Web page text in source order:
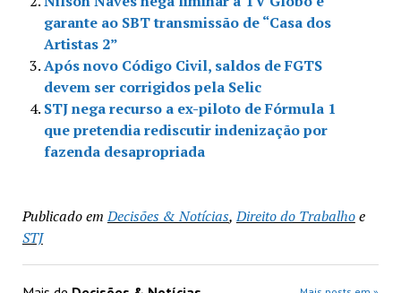
garante ao SBT transmissão de “Casa dos
Artistas 2”
Após novo Código Civil, saldos de FGTS
devem ser corrigidos pela Selic
STJ nega recurso a ex-piloto de Fórmula 1
que pretendia rediscutir indenização por
fazenda desapropriada
Publicado em Decisões & Notícias,Direito do Trabalhoe
STJ